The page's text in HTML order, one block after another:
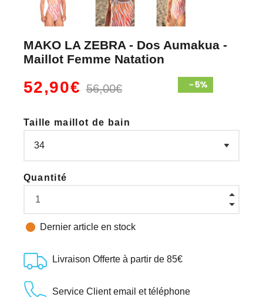
MAKO LA ZEBRA - Dos Aumakua -
Maillot Femme Natation
52,90€56,00€
Taille maillot de bain
Quantité
 Dernier article en stock
Livraison Offerte à partir de 85€
Service Client email et téléphone